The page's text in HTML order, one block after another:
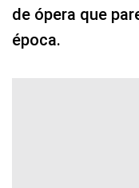
de ópera que
época.